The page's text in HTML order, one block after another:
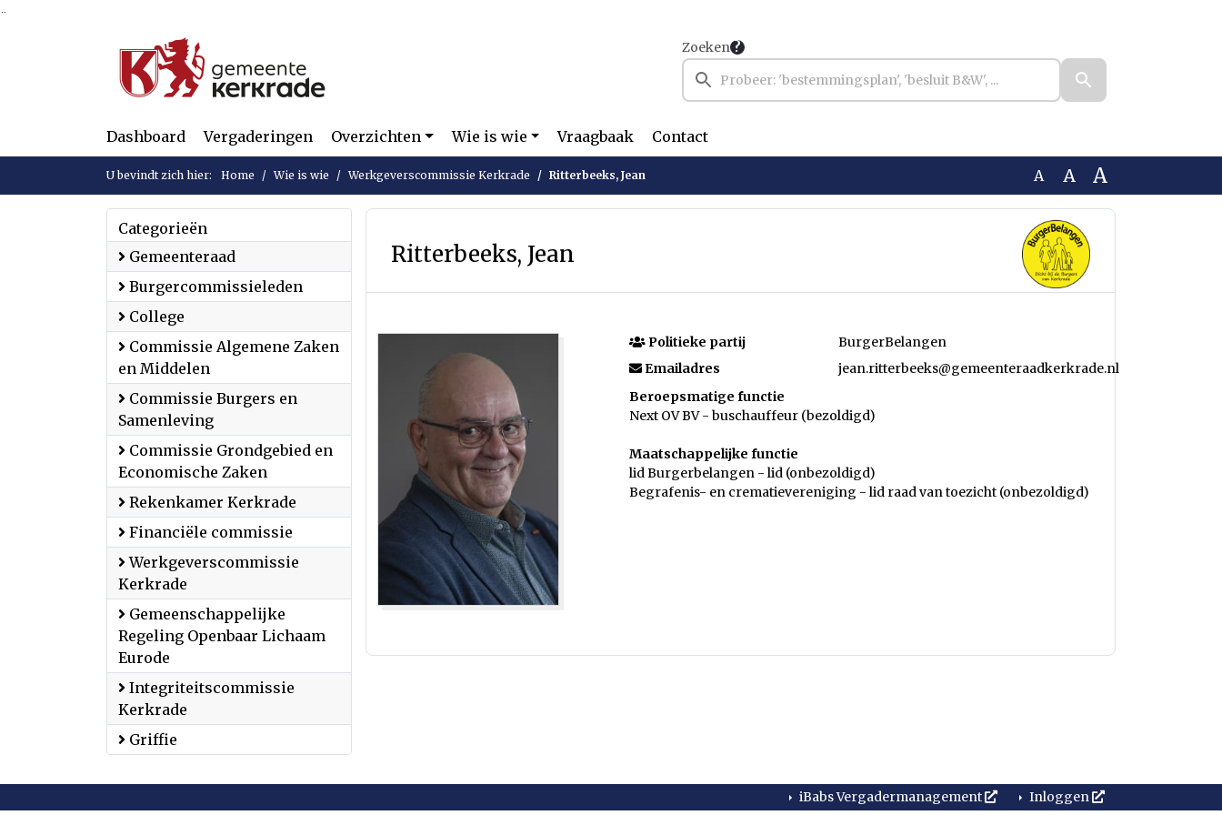
Zoeken
Dashboard Vergaderingen Overzichten Wie is wie Vraagbaak Contact
U bevindt zich hier: Home Wie is wie Werkgeverscommissie Kerkrade Ritterbeeks, Jean A A A
Categorieën
Gemeenteraad
Burgercommissieleden
College
Commissie Algemene Zaken
en Middelen
Commissie Burgers en
Samenleving
Commissie Grondgebied en
Economische Zaken
Rekenkamer Kerkrade
Financiële commissie
Werkgeverscommissie
Kerkrade
Gemeenschappelijke
Regeling Openbaar Lichaam
Eurode
Integriteitscommissie
Kerkrade
Griffie
Ritterbeeks, Jean
Politieke partij
BurgerBelangen
Emailadres
jean.ritterbeeks@gemeenteraadkerkrade.nl
Beroepsmatige functie
Next OV BV - buschauffeur (bezoldigd)
Maatschappelijke functie
lid Burgerbelangen - lid (onbezoldigd)
Begrafenis- en crematievereniging - lid raad van toezicht (onbezoldigd)
iBabs Vergadermanagement Inloggen